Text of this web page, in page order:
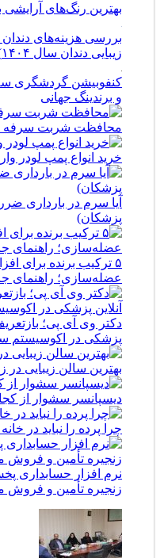
بهترین رنگ‌های
بررسی هزینه‌های
زیبایی دندان سال ۱۴۰۴)
کنفوبیشن گردشگری
و برندینگ جهانی
محافظت شربت سرفه
خرید انواع پمپ لودر
آیا سرم در بارداری
پزشکان)
۵ ترکیب برنده برای
عضله‌سازی؛ راهنمای
دکتر وی آی پی؛
پزشکی در اکوسیستم
بهترین سالن زیبایی در
دیسپانسر سشوار از
چرا پرده را نباید در
نرم افزار حسابداری
زنجیره تأمین و فروش